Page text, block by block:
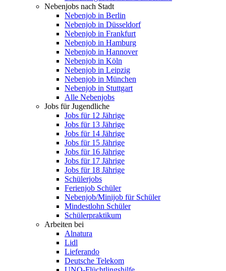
Nebenjobs nach Stadt
Nebenjob in Berlin
Nebenjob in Düsseldorf
Nebenjob in Frankfurt
Nebenjob in Hamburg
Nebenjob in Hannover
Nebenjob in Köln
Nebenjob in Leipzig
Nebenjob in München
Nebenjob in Stuttgart
Alle Nebenjobs
Jobs für Jugendliche
Jobs für 12 Jährige
Jobs für 13 Jährige
Jobs für 14 Jährige
Jobs für 15 Jährige
Jobs für 16 Jährige
Jobs für 17 Jährige
Jobs für 18 Jährige
Schülerjobs
Ferienjob Schüler
Nebenjob/Minijob für Schüler
Mindestlohn Schüler
Schülerpraktikum
Arbeiten bei
Alnatura
Lidl
Lieferando
Deutsche Telekom